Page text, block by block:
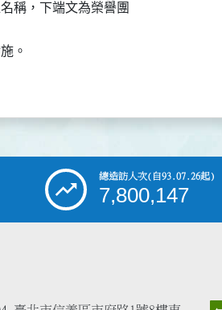
稱，下端文為榮譽團
。
總造訪人次(自93.07.26起)
7,800,147